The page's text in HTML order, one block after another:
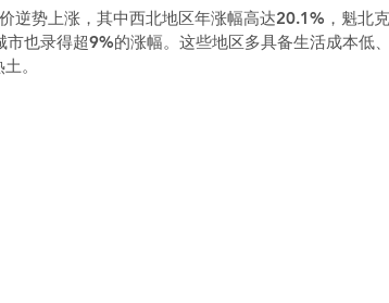
逆势上涨，其中西北地区年涨幅高达20.1%，魁北
也录得超9%的涨幅。这些地区多具备生活成本低
。